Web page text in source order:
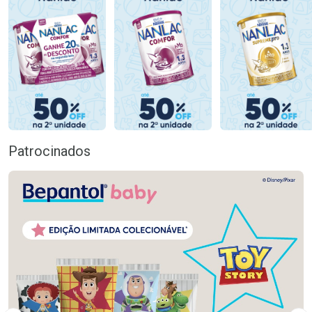
Patrocinados